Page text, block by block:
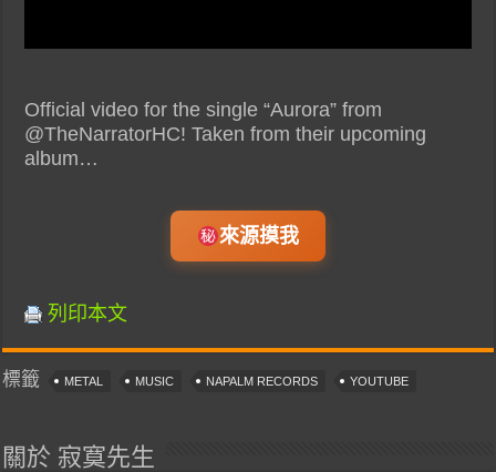
Official video for the single “Aurora” from
@TheNarratorHC! Taken from their upcoming
album…
來源摸我
列印本文
標籤 METAL MUSIC NAPALM RECORDS YOUTUBE
關於 寂寞先生